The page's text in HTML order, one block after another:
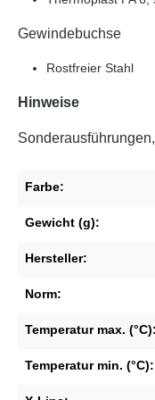
Gewindebuchse
Rostfreier Stahl
Hinweise
Farbe:
Gewicht (g):
Hersteller:
Norm:
Temperatur max. (°C):
Temperatur min. (°C):